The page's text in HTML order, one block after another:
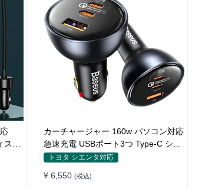
プ
カーチャージャー 160w パソコン対応
急速充電 USBポート3つ Type-C シガ
ーソケット
トヨタ シエンタ対応
¥ 6,550 (税込)